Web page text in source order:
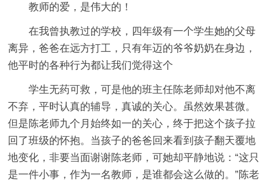
教师的爱，是伟大的！
在我曾执教过的学校，四年级有一个学生她的父母
离异，爸爸在远方打工，只有年迈的爷爷奶奶在身边，
他平时的各种行为都让我们觉得这个
学生无药可救，可是他的班主任陈老师却对他不离
不弃，平时认真的辅导，真诚的关心。虽然效果甚微。
但是陈老师九个月始终如一的关心，终于把这个孩子拉
回了班级的怀抱。当孩子的爸爸回来看到孩子翻天覆地
地变化，非要当面谢谢陈老师，可她却平静地说：“这只
是一件小事，作为一名教师，是谁都会这么做的。”陈老